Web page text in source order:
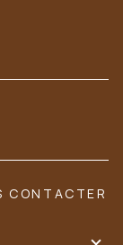
CONTACTER